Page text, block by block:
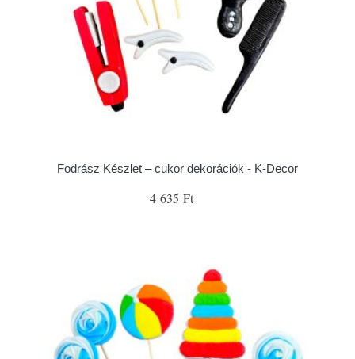
Fodrász Készlet – cukor dekorációk - K-Decor
4 635 Ft